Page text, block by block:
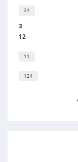
31
3
12
11
124